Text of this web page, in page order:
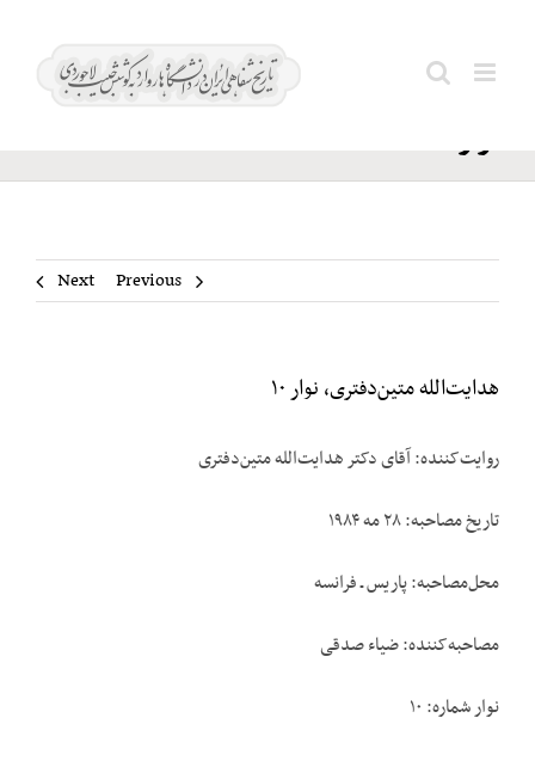
متین‌دفتری،
نوار ۱۰
Previous
Next
هدایت‌الله متین‌دفتری، نوار ۱۰
روایت‌کننده: آقای دکتر هدایت‌الله متین‌دفتری
تاریخ مصاحبه: ۲۸ مه ۱۹۸۴
محل‌مصاحبه: پاریس ـ فرانسه
مصاحبه‌کننده: ضیاء صدقی
نوار شماره: ۱۰